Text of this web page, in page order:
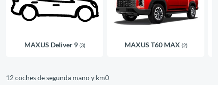
MAXUS Deliver 9 (3) MAXUS T60 MAX (2)
12 coches de segunda mano y km0